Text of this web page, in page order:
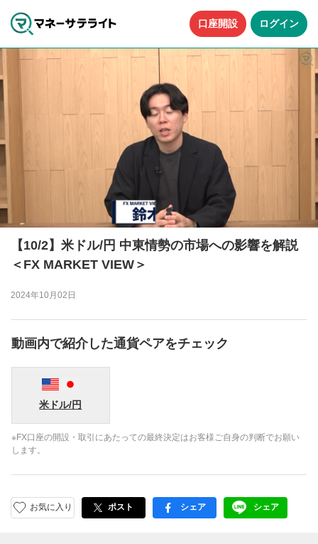
口座開設 ログイン
【10/2】米ドル/円 中東情勢の市場への影響を解説
＜FX MARKET VIEW＞
2024年10月02日
動画内で紹介した通貨ペアをチェック
米ドル/円
※FX口座の開設・取引にあたっての最終決定はお客様ご自身の判断でお願い
します。
お気に入り ポスト facebook
シェア LINE
シェア